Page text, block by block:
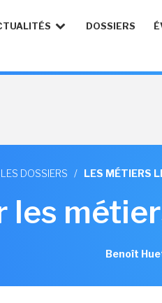
DOSSIERS
LES DOSSIERS / LES MÉTIERS
les
Benoît